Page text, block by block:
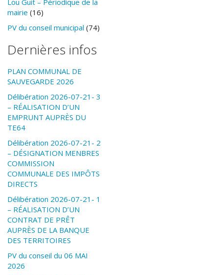
mairie (16)
PV du conseil municipal (74)
Dernières infos
PLAN COMMUNAL DE
SAUVEGARDE 2026
Délibération 2026-07-21- 3
– RÉALISATION D’UN
EMPRUNT AUPRÈS DU
TE64
Délibération 2026-07-21- 2
– DÉSIGNATION MENBRES
COMMISSION
COMMUNALE DES IMPÔTS
DIRECTS
Délibération 2026-07-21- 1
– RÉALISATION D’UN
CONTRAT DE PRÊT
AUPRÈS DE LA BANQUE
DES TERRITOIRES
PV du conseil du 06 MAI
2026